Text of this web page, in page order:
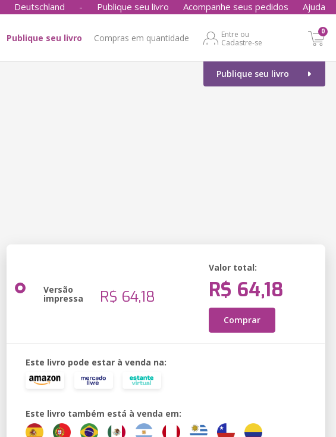
Deutschland - Publique seu livro Acompanhe seus pedidos Ajuda
Publique seu livro Compras em quantidade
Entre ou
Cadastre-se
0
Publique seu livro
Versão
impressa R$ 64,18
Valor total:
R$ 64,18
Comprar
Este livro pode estar à venda na:
Este livro também está à venda em: